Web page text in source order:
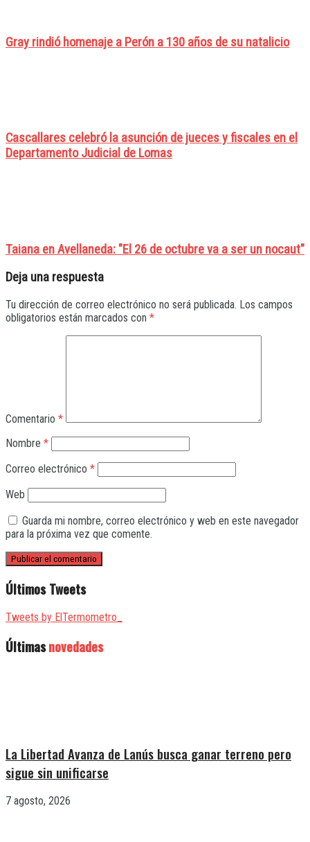
Gray rindió homenaje a Perón a 130 años de su natalicio
Cascallares celebró la asunción de jueces y fiscales en el
Departamento Judicial de Lomas
Taiana en Avellaneda: "El 26 de octubre va a ser un nocaut"
Deja una respuesta
Tu dirección de correo electrónico no será publicada. Los campos
obligatorios están marcados con *
Comentario *
Nombre *
Correo electrónico *
Web
Guarda mi nombre, correo electrónico y web en este navegador
para la próxima vez que comente.
Últimos Tweets
Tweets by ElTermometro_
Últimasnovedades
La Libertad Avanza de Lanús busca ganar terreno pero
sigue sin unificarse
7 agosto, 2026